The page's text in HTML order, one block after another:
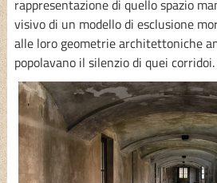
rappresentazione di quello spazio
visivo di un modello di esclusione
alle loro geometrie architettoniche
popolavano il silenzio di quei corridoi.